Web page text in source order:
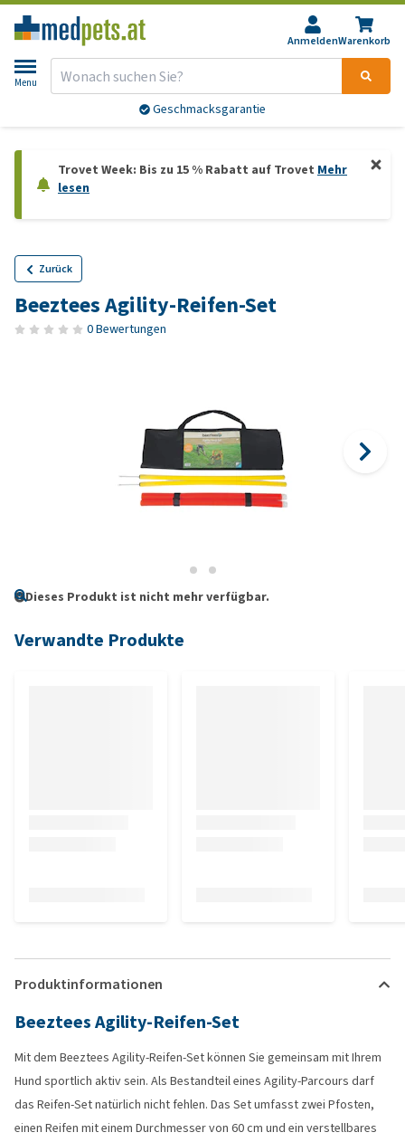
AnmeldenWarenkorb
Menu
Geschmacksgarantie
Trovet Week: Bis zu 15 % Rabatt auf Trovet Mehr
lesen
Zurück
Beeztees Agility-Reifen-Set
0 Bewertungen
Dieses Produkt ist nicht mehr verfügbar.
Verwandte Produkte
Produktinformationen
Beeztees Agility-Reifen-Set
Mit dem Beeztees Agility-Reifen-Set können Sie gemeinsam mit Ihrem
Hund sportlich aktiv sein. Als Bestandteil eines Agility-Parcours darf
das Reifen-Set natürlich nicht fehlen. Das Set umfasst zwei Pfosten,
einen Reifen mit einem Durchmesser von 60 cm und ein verstellbares